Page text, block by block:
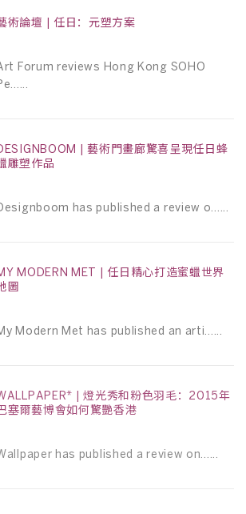
術論壇 | 任日：元塑方案
Forum reviews Hong Kong SOHO
| 藝術門畫廊驚喜呈現任日蜂
雕塑作品
has published a review o......
MODERN MET | 任日精心打造蜜蠟世界
圖
Modern Met has published an arti......
| 燈光秀和粉色羽毛：2015年
塞爾藝博會如何驚艷香港
has published a review on......